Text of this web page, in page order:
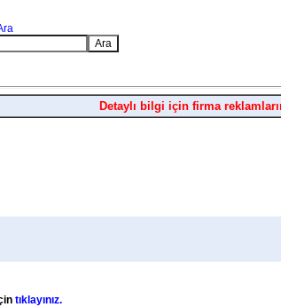
Detaylı bilgi için firma
tıklayınız.